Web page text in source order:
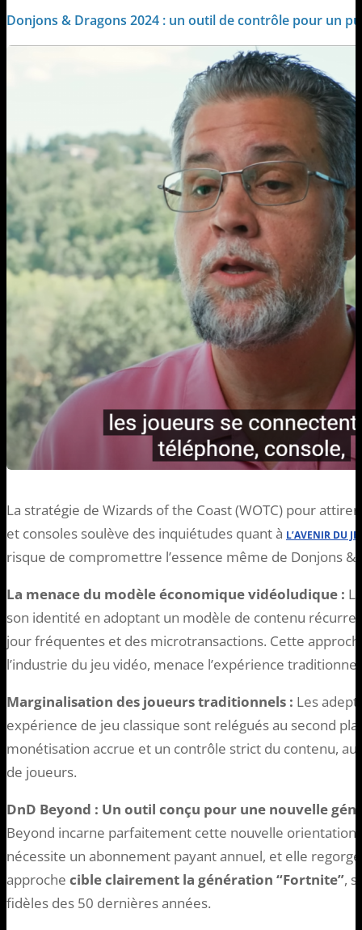
Donjons & Dragons 2024 : un outil de contrôle pour un
La stratégie de Wizards of the Coast (WOTC) pour
et consoles soulève des inquiétudes quant à L’AVENIR DU
risque de compromettre l’essence même de Donjons &
La menace du modèle économique vidéoludique :
son identité en adoptant un modèle de contenu
jour fréquentes et des microtransactions. Cette
l’industrie du jeu vidéo, menace l’expérience
Marginalisation des joueurs traditionnels : Les
expérience de jeu classique sont relégués au second
monétisation accrue et un contrôle strict du contenu,
de joueurs.
DnD Beyond : Un outil conçu pour une nouvelle
Beyond incarne parfaitement cette nouvelle
nécessite un abonnement payant annuel, et elle
approche cible clairement la génération “Fortnite”,
fidèles des 50 dernières années.